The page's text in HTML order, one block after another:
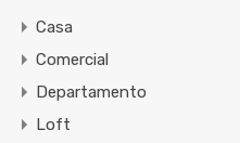
Casa
Comercial
Departamento
Loft